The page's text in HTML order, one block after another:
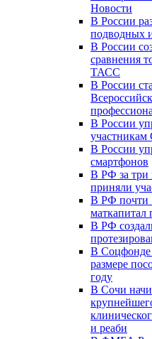
Новости
В России
подводных
В России
сравнения
ТАСС
В России
В России
участникам
В России
смартфонов
В РФ за три
приняли
В РФ почти
маткапитал
В РФ
В Соцфонде
размере
году
В Сочи
и реаби